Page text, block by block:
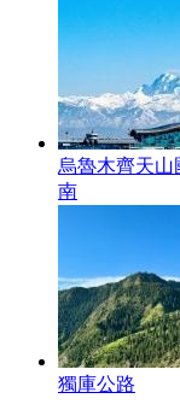
烏魯木齊天
南
獨庫公路